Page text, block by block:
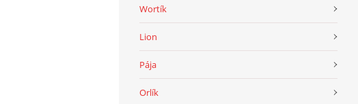
Wortík
Lion
Pája
Orlík